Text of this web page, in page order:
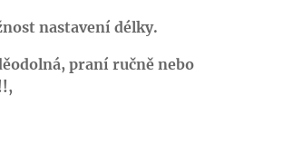
nastavení délky.
praní ručně nebo